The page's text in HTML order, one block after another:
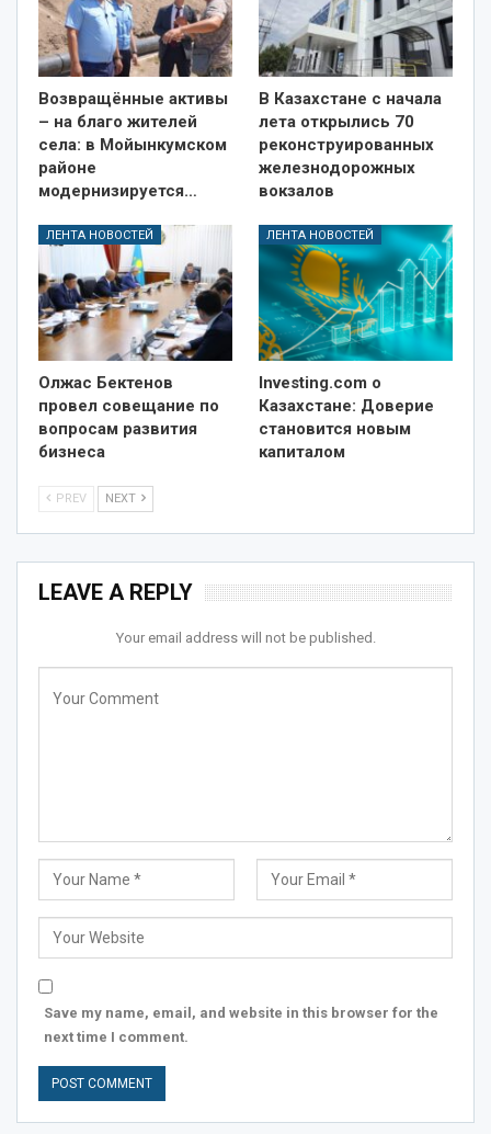
Возвращённые активы
– на благо жителей
села: в Мойынкумском
районе
модернизируется…
В Казахстане с начала
лета открылись 70
реконструированных
железнодорожных
вокзалов
ЛЕНТА НОВОСТЕЙ
Олжас Бектенов
провел совещание по
вопросам развития
бизнеса
ЛЕНТА НОВОСТЕЙ
Investing.com о
Казахстане: Доверие
становится новым
капиталом
PREV NEXT
LEAVE A REPLY
Your email address will not be published.
Save my name, email, and website in this browser for the
next time I comment.